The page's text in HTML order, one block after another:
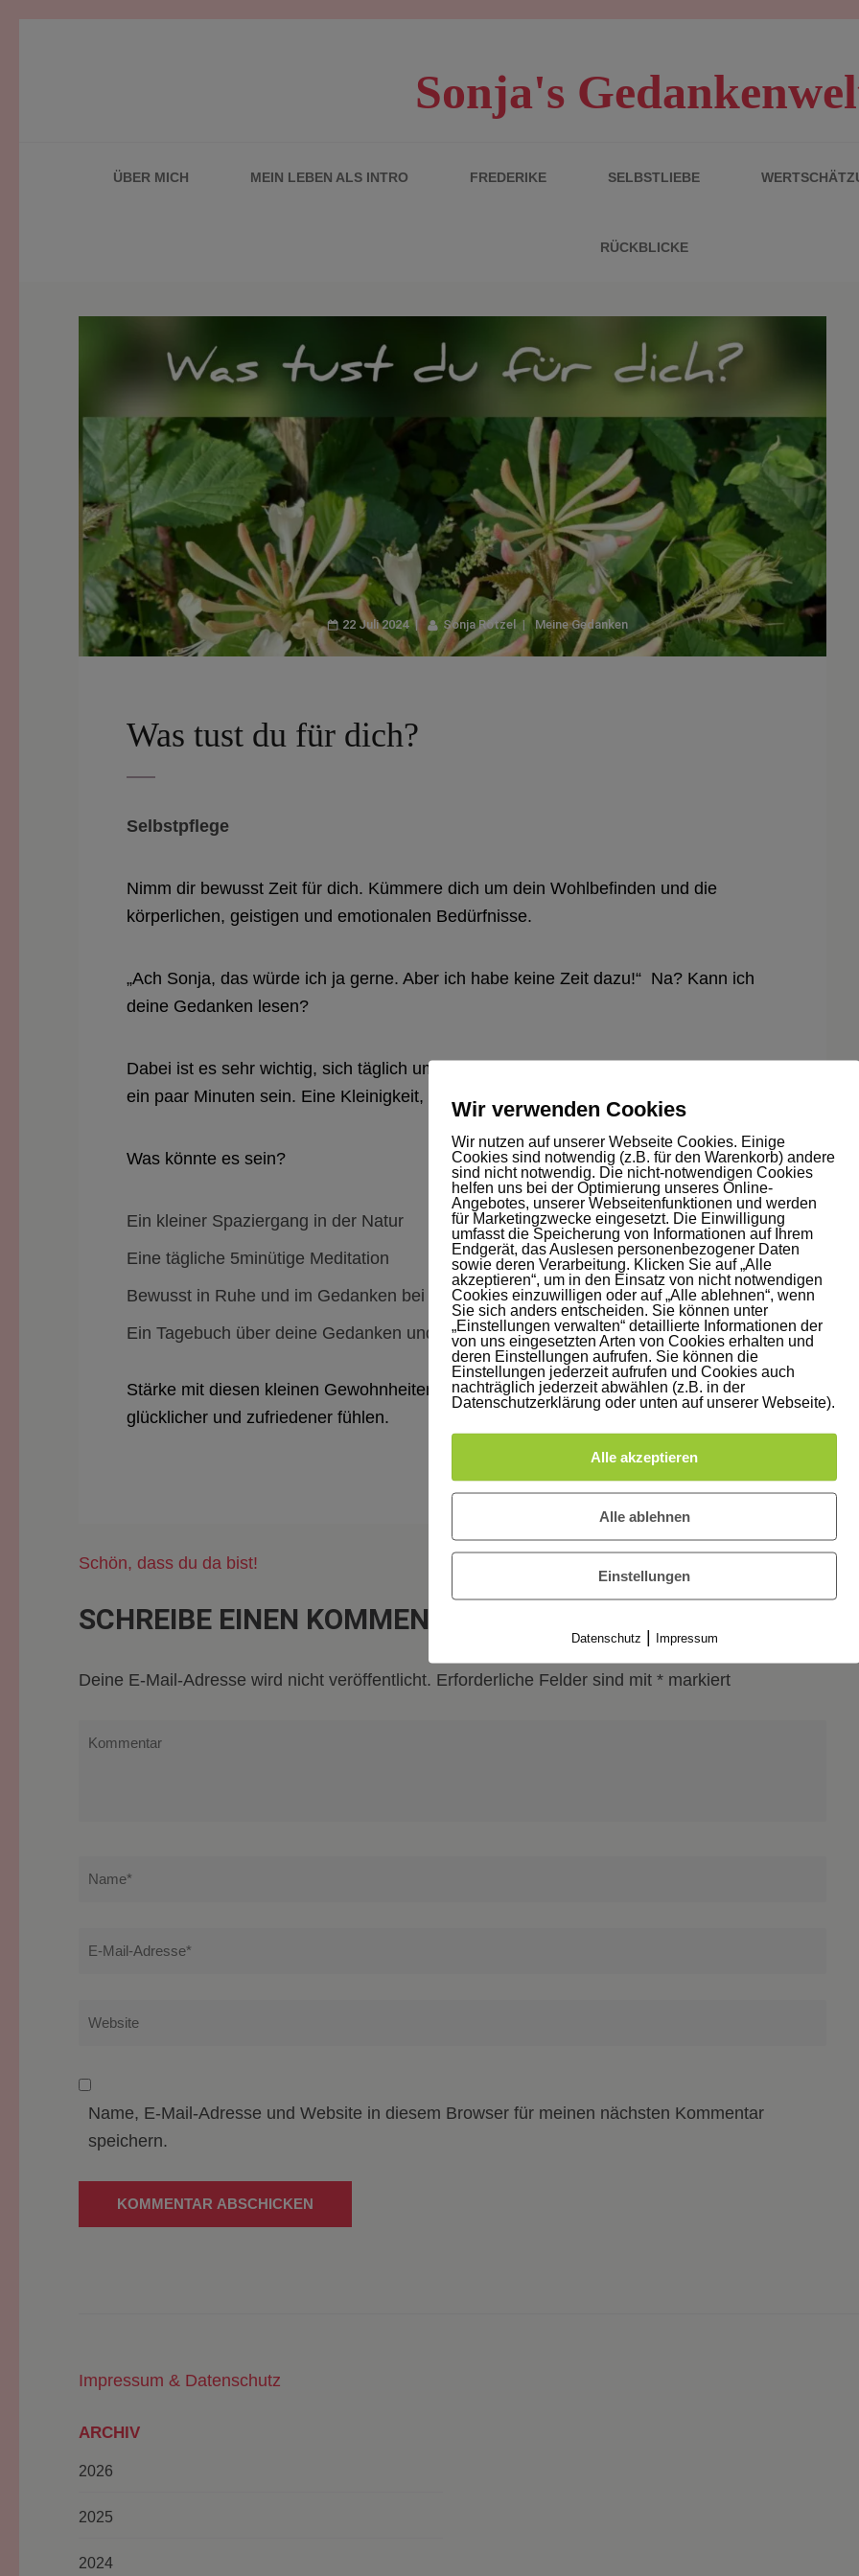
Sonja's
ÜBER MICH MEIN LEBEN ALS INTRO FREDERIKE SELBSTLIEBE
RÜCKBLICKE
22 Juli 2024 Sonja Rötzel Meine Gedanken
Was tust du für dich?
Selbstpflege
Nimm dir bewusst Zeit für dich. Kümmere dich um dein Wohlbefinden und die
körperlichen, geistigen und emotionalen Bedürfnisse.
„Ach Sonja, das würde ich ja gerne. Aber ich habe keine Zeit dazu!“ Na? Kann ich
deine Gedanken lesen?
Dabei ist es sehr wichtig, sich täglich um sich zu kümmern. Lass es am Anfang nur
ein paar Minuten sein. Eine Kleinigkeit, wo es nur um dich geht.
Was könnte es sein?
Ein kleiner Spaziergang in der Natur
Eine tägliche 5minütige Meditation
Bewusst in Ruhe und im Gedanken bei sich, eine Tasse Kaffee trinken
Ein Tagebuch über deine Gedanken und Gefühle schreiben
Stärke mit diesen kleinen Gewohnheiten deine Liebe zu dir selbst. Du wirst dich
glücklicher und zufriedener fühlen.
Beitragsnavigation
Schön, dass du da bist!
SCHREIBE EINEN KOMMENTAR
Deine E-Mail-Adresse wird nicht veröffentlicht. Erforderliche Felder sind mit * markiert
Name, E-Mail-Adresse und Website in diesem Browser für meinen nächsten Kommentar
speichern.
Impressum & Datenschutz
ARCHIV
2026
2025
2024
Wir verwenden Cookies
Wir nutzen auf unserer Webseite Cookies. Einige
Cookies sind notwendig (z.B. für den Warenkorb) andere
sind nicht notwendig. Die nicht-notwendigen Cookies
helfen uns bei der Optimierung unseres Online-
Angebotes, unserer Webseitenfunktionen und werden
für Marketingzwecke eingesetzt. Die Einwilligung
umfasst die Speicherung von Informationen auf Ihrem
Endgerät, das Auslesen personenbezogener Daten
sowie deren Verarbeitung. Klicken Sie auf „Alle
akzeptieren“, um in den Einsatz von nicht notwendigen
Cookies einzuwilligen oder auf „Alle ablehnen“, wenn
Sie sich anders entscheiden. Sie können unter
„Einstellungen verwalten“ detaillierte Informationen der
von uns eingesetzten Arten von Cookies erhalten und
deren Einstellungen aufrufen. Sie können die
Einstellungen jederzeit aufrufen und Cookies auch
nachträglich jederzeit abwählen (z.B. in der
Datenschutzerklärung oder unten auf unserer Webseite).
Alle akzeptieren
Alle ablehnen
Einstellungen
Datenschutz | Impressum